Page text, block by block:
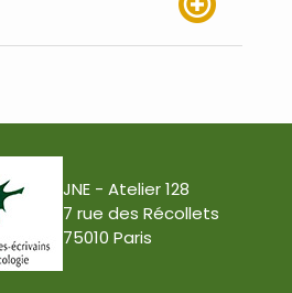
JNE - Atelier 128
7 rue des Récollets
75010 Paris